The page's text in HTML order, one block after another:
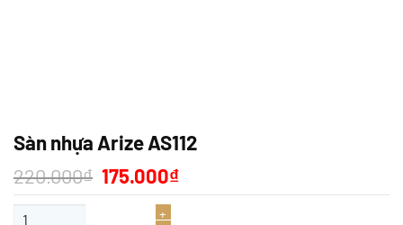
Sàn nhựa Arize AS112
220.000₫ Giá
gốc
là:
220.000₫.
175.000₫Giá
hiện
tại
Sàn nhựa Arize AS112 số lượng